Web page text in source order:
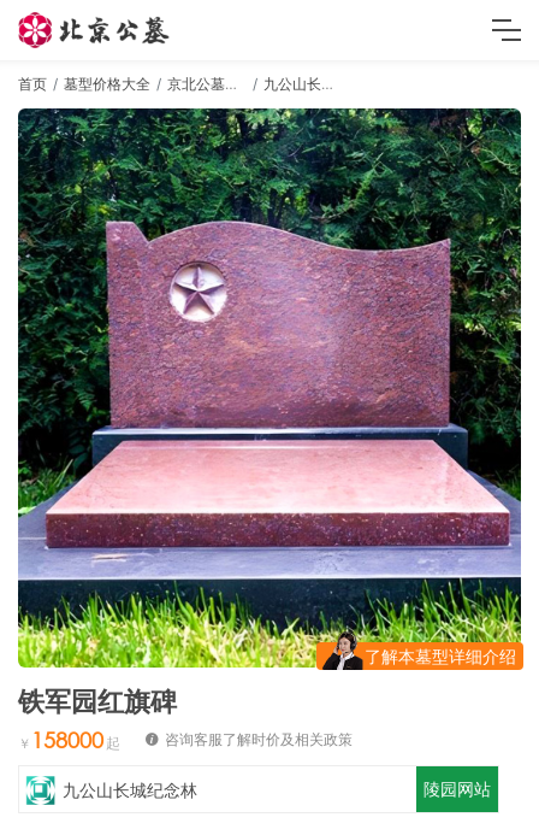
首页 墓型价格大全 京北公墓墓型 九公山长城纪念林
了解本墓型详细介绍
铁军园红旗碑
158000 咨询客服了解时价及相关政策
九公山长城纪念林 陵园网站